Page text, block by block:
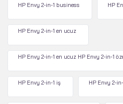
HP Envy 2-in-1 business HP
HP Envy 2-in-1 en ucuz
HP Envy 2-in-1 en ucuz HP Envy 2-in-1
HP Envy 2-in-1 iş HP Envy 2-